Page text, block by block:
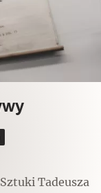
Tadeusza